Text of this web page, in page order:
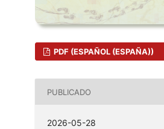
PDF (ESPAÑOL (ESPAÑA))
PUBLICADO
2026-05-28